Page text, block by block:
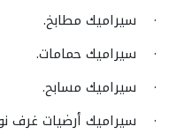
· سيراميك مطابخ.
· سيراميك حمامات.
· سيراميك مسابح.
· سيراميك أرضيات غرف